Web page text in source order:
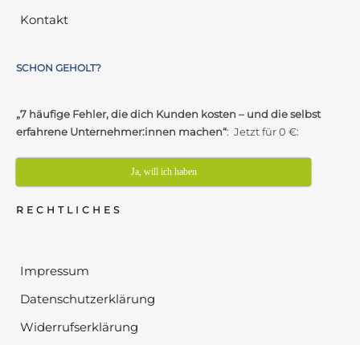
Kontakt
SCHON GEHOLT?
„7 häufige Fehler, die dich Kunden kosten – und die selbst
erfahrene Unternehmer:innen machen“: Jetzt für 0 €:
Ja, will ich haben
RECHTLICHES
Impressum
Datenschutzerklärung
Widerrufserklärung